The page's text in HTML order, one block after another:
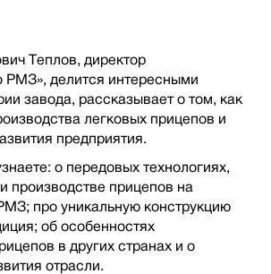
Теплов, директор
РМЗ», делится интересными
завода, рассказывает о том, как
легковых прицепов и
предприятия.
о передовых технологиях,
производстве прицепов на
про уникальную конструкцию
об особенностях
в других странах и о
отрасли.